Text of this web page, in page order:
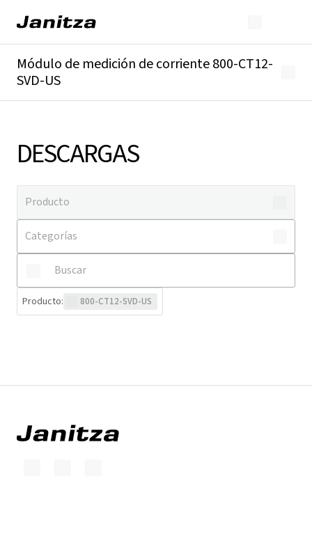
Módulo de medición de corriente 800-CT12-
SVD-US
DESCARGAS
Producto: 800-CT12-SVD-US